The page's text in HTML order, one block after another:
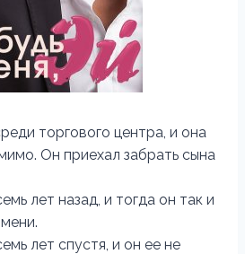
торгового центра, и она
Он приехал забрать сына
лет назад, и тогда он так и
лет спустя, и он ее не